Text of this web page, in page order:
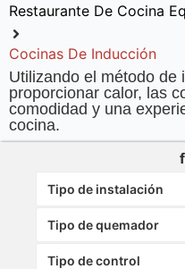
Restaurante De Cocina
Cocinas De Inducción
Utilizando el método de
proporcionar calor, las
comodidad y una
cocina.
Tipo de instalación
Tipo de quemador
Tipo de control